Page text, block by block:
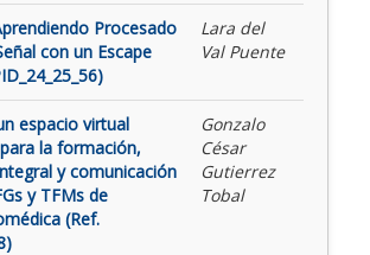
Procesado
con un Escape
Lara del
Val Puente
espacio virtual
la formación,
y comunicación
y TFMs de
(Ref.
Gonzalo
César
Gutierrez
Tobal